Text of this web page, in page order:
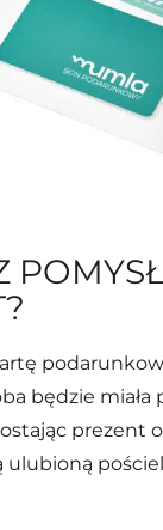
będzie miała
prezent
ulubioną